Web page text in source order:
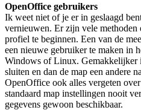
OpenOffice gebruikers
Ik weet niet of je er in geslaagd
vernieuwen. Er zijn vele methoden
profiel te beginnen. Een van de
een nieuwe gebruiker te maken in
Windows of Linux. Gemakkelijker
sluiten en dan de map een andere
OpenOffice ook alles vergeten
standaard map instellingen nooit
gegevens gewoon beschikbaar.